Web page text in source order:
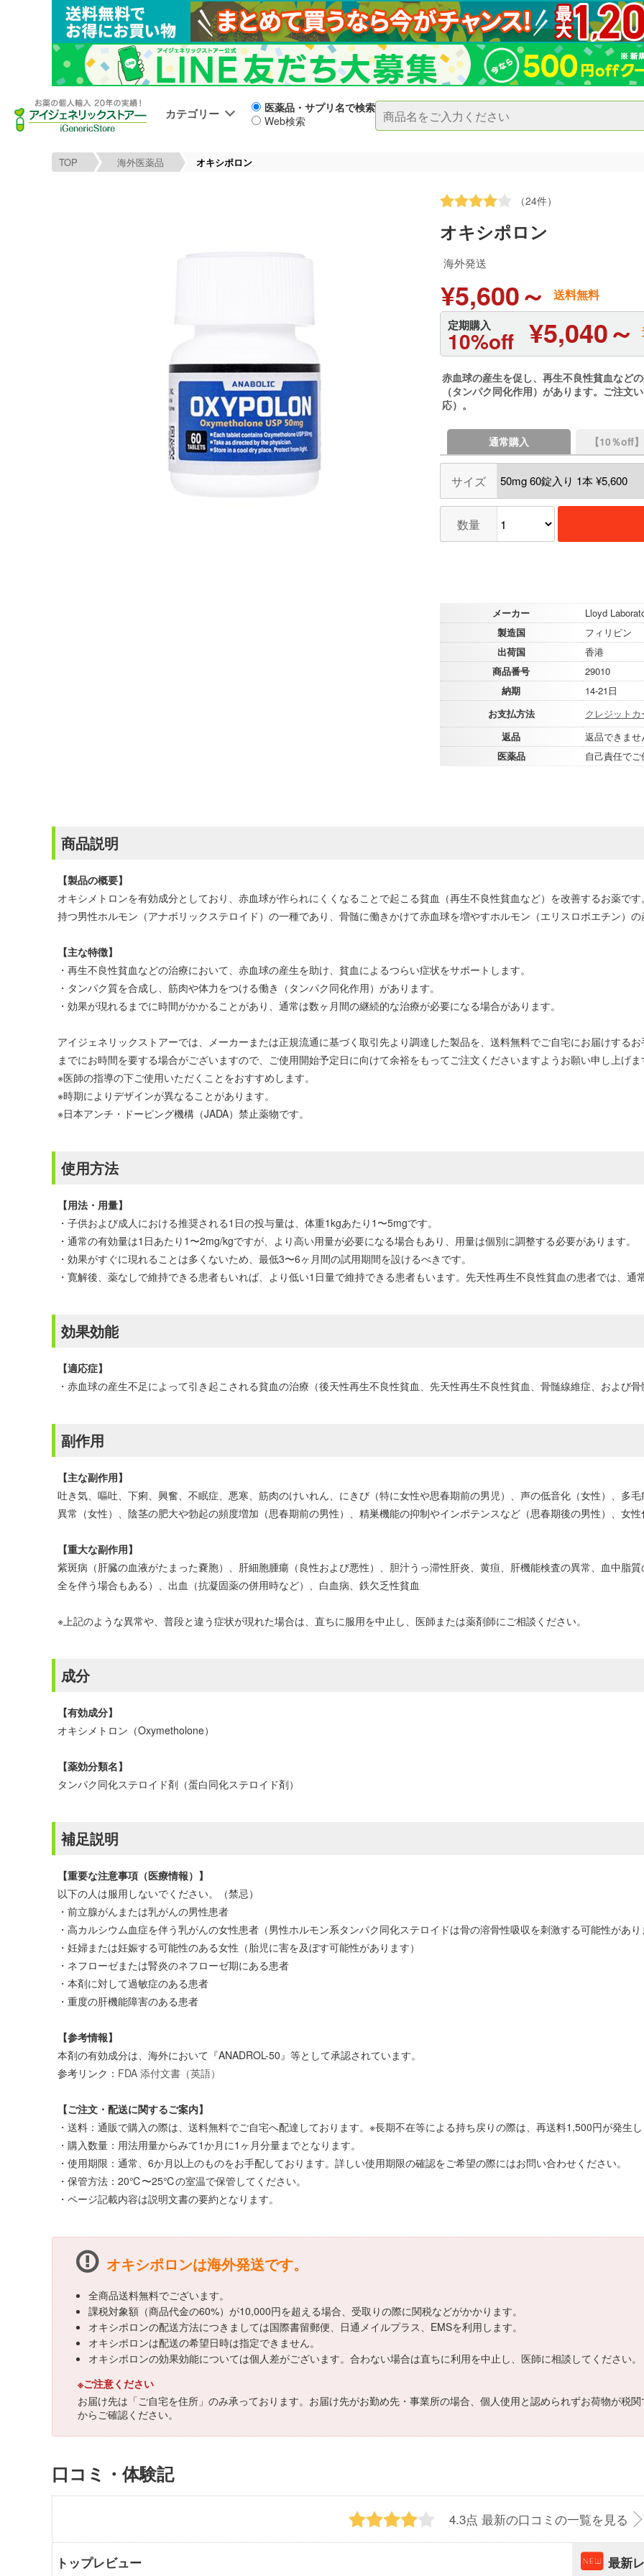
カテゴリー
医薬品・サプリ名で検索
Web検索
TOP 海外医薬品 オキシポロン
（24件）
オキシポロン
海外発送
¥5,600～ 送料無料
定期購入
10%off ¥5,040～
赤血球の産生を促し、再生不良性貧血など
（タンパク同化作用）があります。ご注文
応）。
通常購入 【10％off
サイズ
数量
メーカー
Lloyd
製造国
フィリピン
出荷国
香港
商品番号
29010
納期
14-21日
お支払方法
クレジットカ
返品
返品できま
医薬品
自己責任で
商品説明
【製品の概要】
オキシメトロンを有効成分としており、赤血球が作られにくくなることで起こる貧血（再生不良性貧血など）を改善するお薬で
持つ男性ホルモン（アナボリックステロイド）の一種であり、骨髄に働きかけて赤血球を増やすホルモン（エリスロポエチン）
【主な特徴】
・再生不良性貧血などの治療において、赤血球の産生を助け、貧血によるつらい症状をサポートします。
・タンパク質を合成し、筋肉や体力をつける働き（タンパク同化作用）があります。
・効果が現れるまでに時間がかかることがあり、通常は数ヶ月間の継続的な治療が必要になる場合があります。
アイジェネリックストアーでは、メーカーまたは正規流通に基づく取引先より調達した製品を、送料無料でご自宅にお届けする
までにお時間を要する場合がございますので、ご使用開始予定日に向けて余裕をもってご注文くださいますようお願い申し上げま
※医師の指導の下ご使用いただくことをおすすめします。
※時期によりデザインが異なることがあります。
※日本アンチ・ドーピング機構（JADA）禁止薬物です。
使用方法
【用法・用量】
・子供および成人における推奨される1日の投与量は、体重1kgあたり1〜5mgです。
・通常の有効量は1日あたり1〜2mg/kgですが、より高い用量が必要になる場合もあり、用量は個別に調整する必要があります。
・効果がすぐに現れることは多くないため、最低3〜6ヶ月間の試用期間を設けるべきです。
・寛解後、薬なしで維持できる患者もいれば、より低い1日量で維持できる患者もいます。先天性再生不良性貧血の患者では、通
効果効能
【適応症】
・赤血球の産生不足によって引き起こされる貧血の治療（後天性再生不良性貧血、先天性再生不良性貧血、骨髄線維症、および
副作用
【主な副作用】
吐き気、嘔吐、下痢、興奮、不眠症、悪寒、筋肉のけいれん、にきび（特に女性や思春期前の男児）、声の低音化（女性）、多
異常（女性）、陰茎の肥大や勃起の頻度増加（思春期前の男性）、精巣機能の抑制やインポテンスなど（思春期後の男性）、女
【重大な副作用】
紫斑病（肝臓の血液がたまった嚢胞）、肝細胞腫瘍（良性および悪性）、胆汁うっ滞性肝炎、黄疸、肝機能検査の異常、血中脂
全を伴う場合もある）、出血（抗凝固薬の併用時など）、白血病、鉄欠乏性貧血
※上記のような異常や、普段と違う症状が現れた場合は、直ちに服用を中止し、医師または薬剤師にご相談ください。
成分
【有効成分】
オキシメトロン（Oxymetholone）
【薬効分類名】
タンパク同化ステロイド剤（蛋白同化ステロイド剤）
補足説明
【重要な注意事項（医療情報）】
以下の人は服用しないでください。（禁忌）
・前立腺がんまたは乳がんの男性患者
・高カルシウム血症を伴う乳がんの女性患者（男性ホルモン系タンパク同化ステロイドは骨の溶骨性吸収を刺激する可能性があ
・妊婦または妊娠する可能性のある女性（胎児に害を及ぼす可能性があります）
・ネフローゼまたは腎炎のネフローゼ期にある患者
・本剤に対して過敏症のある患者
・重度の肝機能障害のある患者
【参考情報】
本剤の有効成分は、海外において『ANADROL-50』等として承認されています。
参考リンク： FDA 添付文書（英語）
【ご注文・配送に関するご案内】
・送料：通販で購入の際は、送料無料でご自宅へ配達しております。※長期不在等による持ち戻りの際は、再送料1,500円が発生
・購入数量：用法用量からみて1か月に1ヶ月分量までとなります。
・使用期限：通常、6か月以上のものをお手配しております。詳しい使用期限の確認をご希望の際にはお問い合わせください。
・保管方法：20℃〜25℃の室温で保管してください。
・ページ記載内容は説明文書の要約となります。
オキシポロンは海外発送です。
全商品送料無料でございます。
課税対象額（商品代金の60%）が10,000円を超える場合、受取りの際に関税などがかかります。
オキシポロンの配送方法につきましては国際書留郵便、日通メイルプラス、EMSを利用します。
オキシポロンは配送の希望日時は指定できません。
オキシポロンの効果効能については個人差がございます。合わない場合は直ちに利用を中止し、医師に相談してください。
※ご注意ください
お届け先は「ご自宅を住所」のみ承っております。お届け先がお勤め先・事業所の場合、個人使用と認められずお荷物が税
からご確認ください。
口コミ・体験記
4.3点 最新の口コミの一覧を見る
トップレビュー 最新